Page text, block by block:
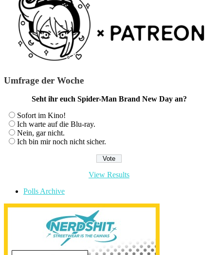
Umfrage der Woche
Seht ihr euch Spider-Man Brand New Day an?
Sofort im Kino!
Ich warte auf die Blu-ray.
Nein, gar nicht.
Ich bin mir noch nicht sicher.
View Results
Polls Archive